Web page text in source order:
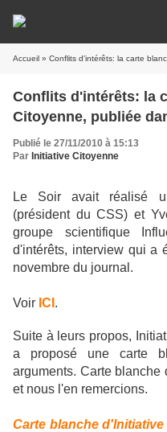
Accueil » Conflits d'intérêts: la carte
Conflits d'intérêts: la
Citoyenne, publiée
Publié le 27/11/2010 à 15:13
Par Initiative Citoyenne
Le Soir avait réalisé
(président du CSS) et
groupe scientifique
d'intérêts, interview qui a
novembre du journal.
Voir ICI .
Suite à leurs propos,
a proposé une carte
arguments. Carte blanche
et nous l'en remercions.
Carte blanche